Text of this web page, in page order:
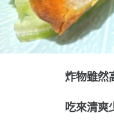
炸物雖然
吃來清爽